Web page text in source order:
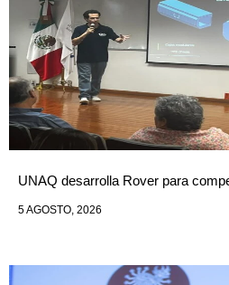
UNAQ desarrolla Rover para
5 AGOSTO, 2026